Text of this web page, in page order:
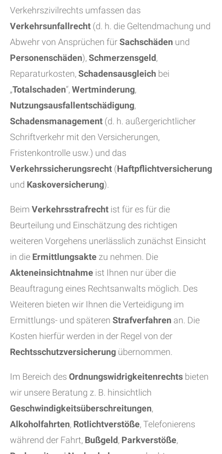
Verkehrszivilrechts umfassen das
Verkehrsunfallrecht (d. h. die Geltendmachung und
Abwehr von Ansprüchen fürSachschäden und
Personenschäden),Schmerzensgeld,
Reparaturkosten,Schadensausgleich bei
„Totalschaden“,Wertminderung,
Nutzungsausfallentschädigung,
Schadensmanagement (d. h. außergerichtlicher
Schriftverkehr mit den Versicherungen,
Fristenkontrolle usw.) und das
Verkehrssicherungsrecht (Haftpflichtversicherung
und Kaskoversicherung).
Beim Verkehrsstrafrecht ist für es für die
Beurteilung und Einschätzung des richtigen
weiteren Vorgehens unerlässlich zunächst Einsicht
in die Ermittlungsakte zu nehmen. Die
Akteneinsichtnahme ist Ihnen nur über die
Beauftragung eines Rechtsanwalts möglich. Des
Weiteren bieten wir Ihnen die Verteidigung im
Ermittlungs- und späteren Strafverfahren an. Die
Kosten hierfür werden in der Regel von der
Rechtsschutzversicherung übernommen.
Im Bereich des Ordnungswidrigkeitenrechts bieten
wir unsere Beratung z. B. hinsichtlich
Geschwindigkeitsüberschreitungen,
Alkoholfahrten, Rotlichtverstöße, Telefonierens
während der Fahrt, Bußgeld, Parkverstöße,